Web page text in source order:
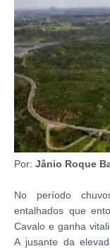
Por: Jânio Roque
No período
entalhados que
Cavalo e ganha
A jusante da